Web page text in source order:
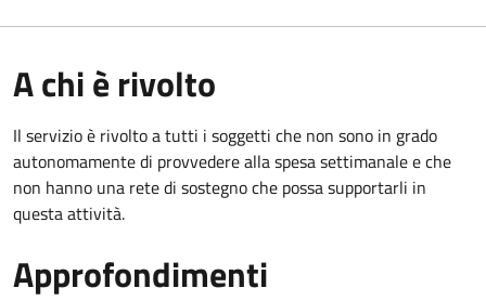
A chi è rivolto
Il servizio è rivolto a tutti i soggetti che non sono in grado
autonomamente di provvedere alla spesa settimanale e che
non hanno una rete di sostegno che possa supportarli in
questa attività.
Approfondimenti